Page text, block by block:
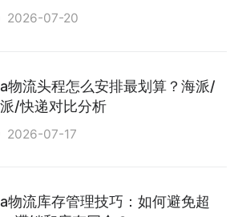
2026-07-20
物流头程怎么安排最划算？海派/
/快递对比分析
2026-07-17
物流库存管理技巧：如何避免超